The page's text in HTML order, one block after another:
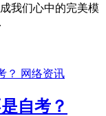
我们心中的完美模
网络资讯
自考？